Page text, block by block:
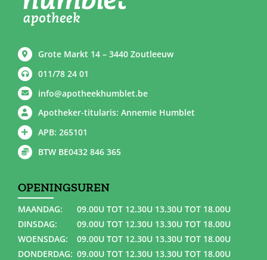
Grote Markt 14 – 3440 Zoutleeuw
011/78 24 01
info@apotheekhumblet.be
Apotheker-titularis: Annemie Humblet
APB: 265101
BTW BE0432 846 365
OPENINGSUREN
MAANDAG:
09.00U TOT 12.30U 13.30U TOT 18.00U
DINSDAG:
09.00U TOT 12.30U 13.30U TOT 18.00U
WOENSDAG:
09.00U TOT 12.30U 13.30U TOT 18.00U
DONDERDAG: 09.00U TOT 12.30U 13.30U TOT 18.00U